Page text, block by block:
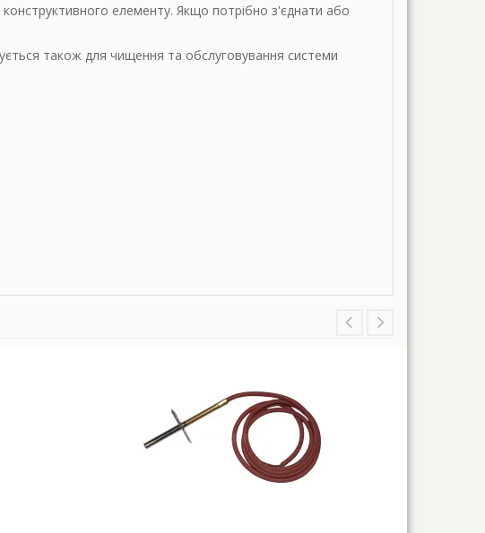
конструктивного елементу. Якщо потрібно з'єднати або
також для чищення та обслуговування системи